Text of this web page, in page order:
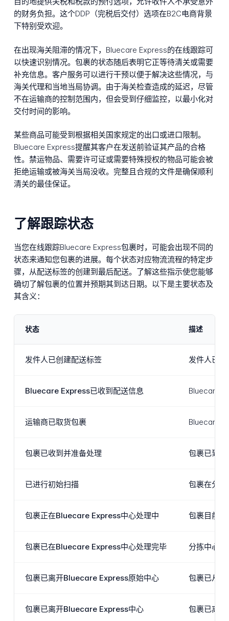
的财务负担。这个DDP（完税后交付）选项在B2C电商背景
下特别受欢迎。
在出现海关阻滞的情况下，Bluecare Express的在线跟踪可
以快速识别情况。包裹的状态随后表明它正等待清关或需要
补充信息。客户服务可以进行干预以便于解决这些情况，与
海关代理和当地当局协调。由于海关检查造成的延迟，尽管
不在运输商的控制范围内，但会受到仔细监控，以最小化对
交付时间的影响。
某些商品可能受到根据相关国家规定的出口或进口限制。
Bluecare Express提醒其客户在发送前验证其产品的合格
性。禁运物品、需要许可证或需要特殊授权的物品可能会被
拒绝运输或被海关当局没收。完整且合规的文件是确保顺利
清关的最佳保证。
了解跟踪状态
当您在线跟踪Bluecare Express包裹时，可能会出现不同的
状态来通知您包裹的进展。每个状态对应物流流程的特定步
骤，从配送标签的创建到最后配送。了解这些指示使您能够
确切了解包裹的位置并预期其到达日期。以下是主要状态及
其含义：
状态 描述
发件人已创建配送标签 发件人已
Bluecare Express已收到配送信息 Bluecare
运输商已取货包裹 Bluecare
包裹已收到并准备处理 包裹已到
已进行初始扫描 包裹在分
包裹正在Bluecare Express中心处理中 包裹目前
包裹已在Bluecare Express中心处理完毕 分拣中心
包裹已离开Bluecare Express原始中心 包裹已从
包裹已离开Bluecare Express中心 包裹已离